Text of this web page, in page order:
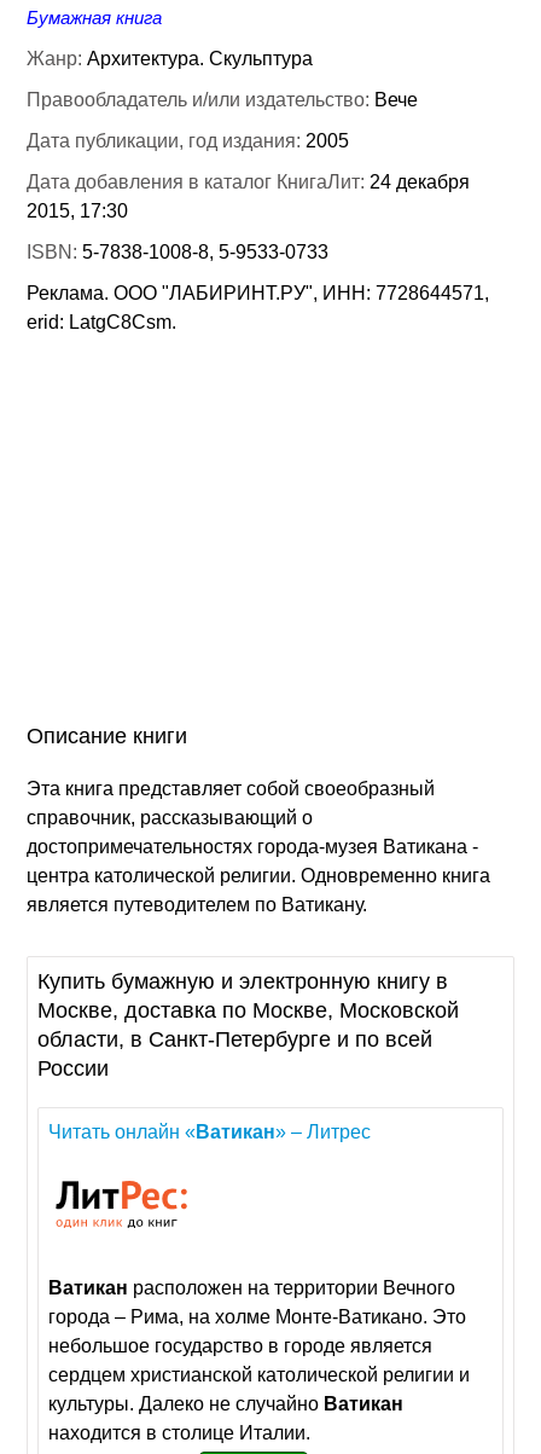
Бумажная книга
Жанр:Архитектура. Скульптура
Правообладатель и/или издательство: Вече
Дата публикации, год издания: 2005
Дата добавления в каталог КнигаЛит: 24 декабря
2015, 17:30
ISBN:5-7838-1008-8, 5-9533-0733
Реклама. ООО "ЛАБИРИНТ.РУ", ИНН: 7728644571,
erid: LatgC8Csm.
Описание книги
Эта книга представляет собой своеобразный
справочник, рассказывающий о
достопримечательностях города-музея Ватикана -
центра католической религии. Одновременно книга
является путеводителем по Ватикану.
Купить бумажную и электронную книгу в
Москве, доставка по Москве, Московской
области, в Санкт-Петербурге и по всей
России
Читать онлайн «Ватикан» – Литрес
Ватикан расположен на территории Вечного
города – Рима, на холме Монте-Ватикано. Это
небольшое государство в городе является
сердцем христианской католической религии и
культуры. Далеко не случайно Ватикан
находится в столице Италии.